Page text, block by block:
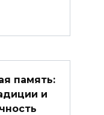
память:
и